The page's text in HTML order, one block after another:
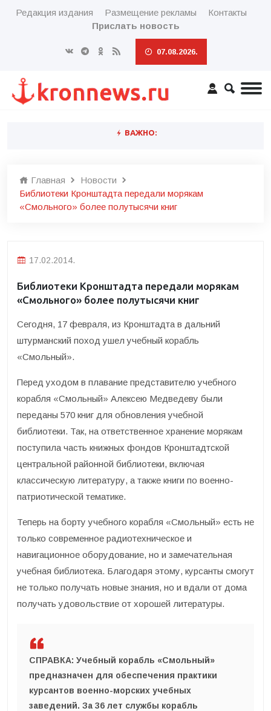
Редакция издания Размещение рекламы
Контакты
Прислать новость
07.08.2026.
ВАЖНО:
Главная
Новости
Библиотеки Кронштадта передали морякам
«Смольного» более полутысячи книг
17.02.2014.
Библиотеки Кронштадта передали морякам
«Смольного» более полутысячи книг
Сегодня, 17 февраля, из Кронштадта в дальний
штурманский поход ушел учебный корабль
«Смольный».
Перед уходом в плавание представителю учебного
корабля «Смольный» Алексею Медведеву были
переданы 570 книг для обновления учебной
библиотеки. Так, на ответственное хранение морякам
поступила часть книжных фондов Кронштадтской
центральной районной библиотеки, включая
классическую литературу, а также книги по военно-
патриотической тематике.
Теперь на борту учебного корабля «Смольный» есть не
только современное радиотехническое и
навигационное оборудование, но и замечательная
учебная библиотека. Благодаря этому, курсанты смогут
не только получать новые знания, но и вдали от дома
получать удовольствие от хорошей литературы.
СПРАВКА: Учебный корабль «Смольный»
предназначен для обеспечения практики
курсантов военно-морских учебных
заведений. За 36 лет службы корабль